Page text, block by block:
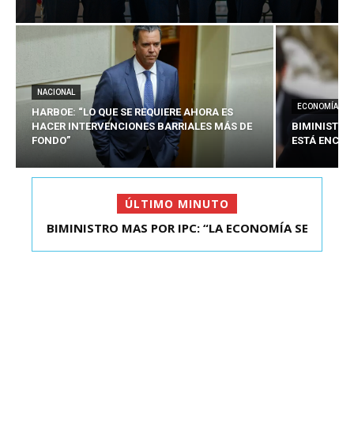
NACIONAL
HARBOE: “LO QUE SE REQUIERE AHORA ES
HACER INTERVENCIONES BARRIALES MÁS DE
FONDO”
ECONOMÍA
BIMINISTRO
ESTÁ
ÚLTIMO MINUTO
KAST SE REUNIÓ CON EL PRESIDENTE ELECTO DE
BIMINISTRO MAS POR IPC: “LA ECONOMÍA SE